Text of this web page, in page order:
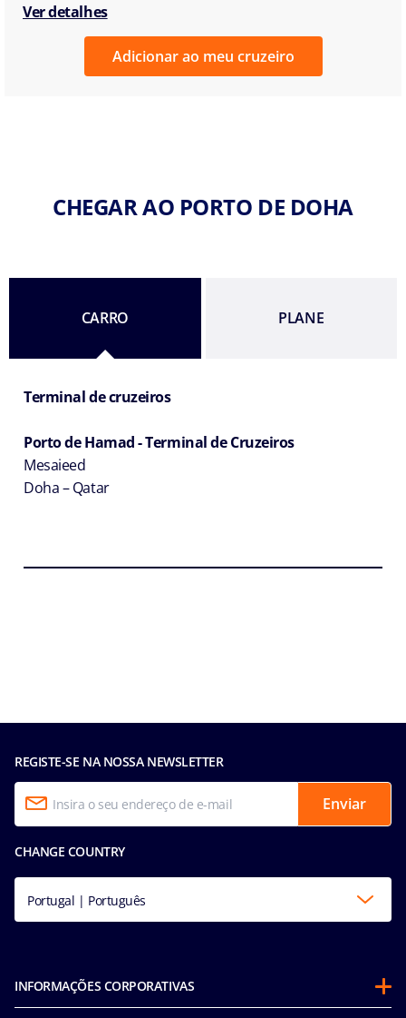
Ver detalhes
Adicionar ao meu cruzeiro
CHEGAR AO PORTO DE DOHA
CARRO PLANE
Terminal de cruzeiros
Porto de Hamad - Terminal de Cruzeiros
Mesaieed
Doha – Qatar
REGISTE-SE NA NOSSA NEWSLETTER
Enviar
CHANGE COUNTRY
Portugal | Português
INFORMAÇÕES CORPORATIVAS